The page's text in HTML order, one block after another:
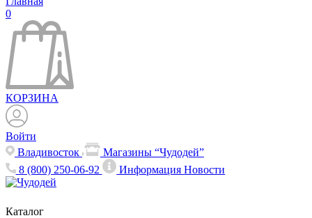
0
КОРЗИНА
Войти
Владивосток
Магазины “Чудодей”
8 (800) 250-06-92
ИнформацияНовости
Каталог